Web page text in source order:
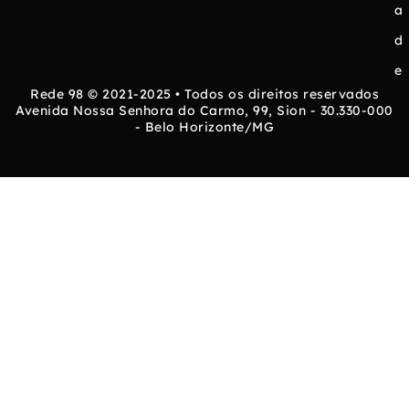
a
d
e
Rede 98 © 2021-2025 • Todos os direitos reservados
Avenida Nossa Senhora do Carmo, 99, Sion - 30.330-000
- Belo Horizonte/MG